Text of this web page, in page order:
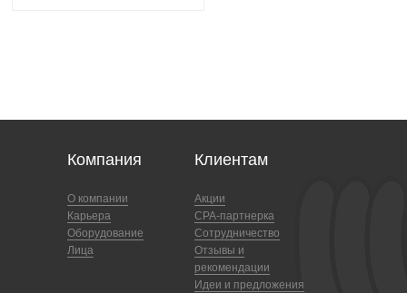
Компания
О компании
Карьера
Оборудование
Лица
Клиентам
Акции
CPA-партнерка
Сотрудничество
Отзывы и
рекомендации
Идеи и предложения